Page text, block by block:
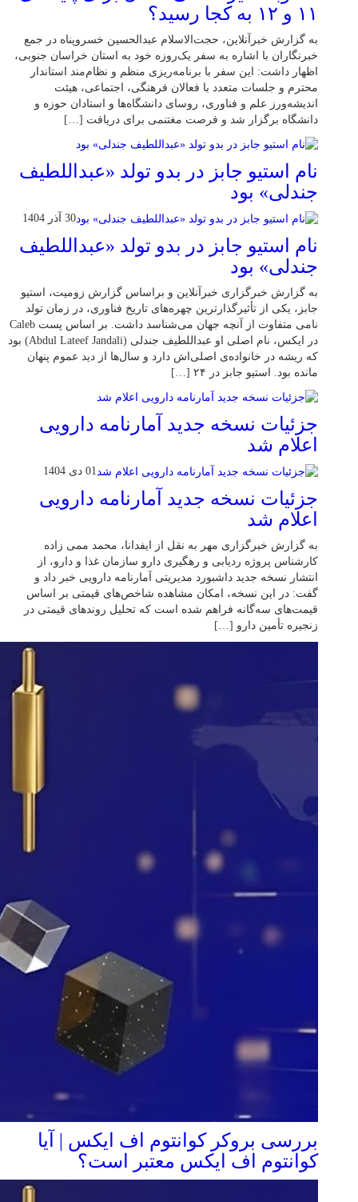
۱۱ و ۱۲ به کجا رسید؟
به گزارش خبرآنلاین، حجت‌الاسلام عبدالحسین خسروپناه در جمع
خبرنگاران با اشاره به سفر یک‌روزه خود به استان خراسان جنوبی،
اظهار داشت: این سفر با برنامه‌ریزی منظم و نظام‌مند استاندار
محترم و جلسات متعدد با فعالان فرهنگی، اجتماعی، هیئت
اندیشه‌ورز علم و فناوری، روسای دانشگاه‌ها و استادان حوزه و
دانشگاه برگزار شد و فرصت مغتنمی برای دریافت […]
نام استیو جابز در بدو تولد «عبداللطیف
جندلی» بود
30 آذر 1404
نام استیو جابز در بدو تولد «عبداللطیف
جندلی» بود
به گزارش خبرگزاری خبرآنلاین و براساس گزارش زومیت، استیو
جابز، یکی از تأثیرگذارترین چهره‌های تاریخ فناوری، در زمان تولد
نامی متفاوت از آنچه جهان می‌شناسد داشت. بر اساس پست Caleb
در ایکس، نام اصلی او عبداللطیف جندلی (Abdul Lateef Jandali) بود
که ریشه در خانواده‌ی اصلی‌اش دارد و سال‌ها از دید عموم پنهان
مانده بود. استیو جابز در ۲۴ […]
جزئیات نسخه جدید آمارنامه دارویی
اعلام شد
01 دی 1404
جزئیات نسخه جدید آمارنامه دارویی
اعلام شد
به گزارش خبرگزاری مهر به نقل از ایفدانا، محمد ممی زاده
کارشناس پروژه ردیابی و رهگیری دارو سازمان غذا و دارو، از
انتشار نسخه جدید داشبورد مدیریتی آمارنامه دارویی خبر داد و
گفت: در این نسخه، امکان مشاهده شاخص‌های قیمتی بر اساس
قیمت‌های سه‌گانه فراهم شده است که تحلیل روندهای قیمتی در
زنجیره تأمین دارو […]
بررسی بروکر کوانتوم اف ایکس | آیا
کوانتوم اف ایکس معتبر است؟